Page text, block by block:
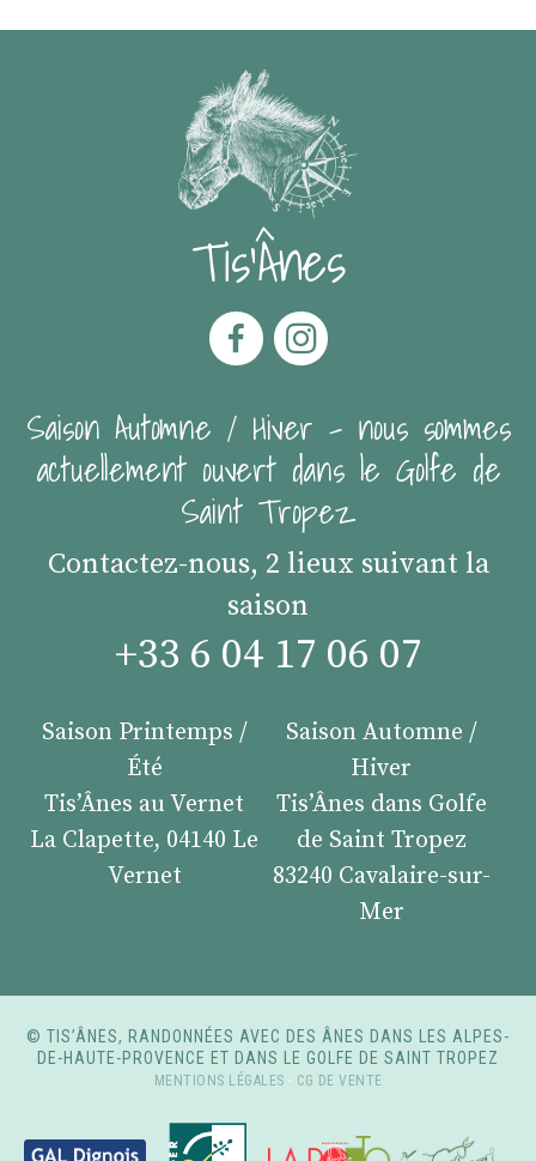
Tis'Ânes
Saison Automne / Hiver - nous sommes
actuellement ouvert dans le Golfe de
Saint Tropez
Contactez-nous, 2 lieux suivant la
saison
+33 6 04 17 06 07
Saison Printemps /
Été
Tis’Ânes au Vernet
La Clapette, 04140 Le
Vernet
Saison Automne /
Hiver
Tis’Ânes dans Golfe
de Saint Tropez
83240 Cavalaire-sur-
Mer
© TIS’ÂNES, RANDONNÉES AVEC DES ÂNES DANS LES ALPES-
DE-HAUTE-PROVENCE ET DANS LE GOLFE DE SAINT TROPEZ
MENTIONS LÉGALES - CG DE VENTE